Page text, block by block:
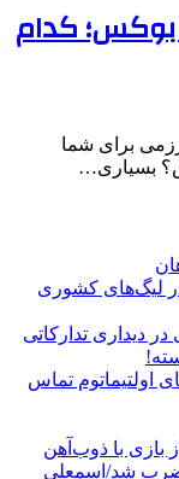
کدام
برای شما
بسیاری…
در لیگ‌های کشوری
دیداری تدارکاتی
اولتیماتوم تماس
بازی با ذوب‌آهن
ضرب شد/اسمعلی